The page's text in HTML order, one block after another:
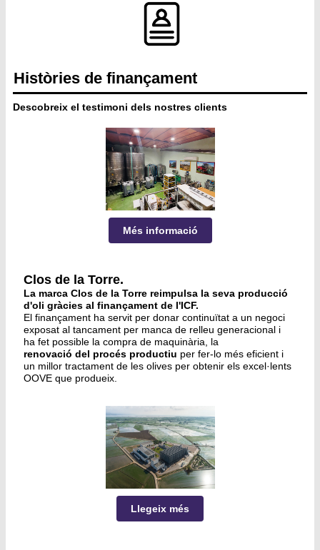
Històries de finançament
Descobreix el testimoni dels nostres clients
Més informació
Clos de la Torre.
La marca Clos de la Torre reimpulsa la seva producció
d'oli gràcies al finançament de l'ICF.
El finançament ha servit per donar continuïtat a un negoci
exposat al tancament per manca de relleu generacional i
ha fet possible la compra de maquinària, la
renovació del procés productiu per fer-lo més eficient i
un millor tractament de les olives per obtenir els excel·lents
OOVE que produeix.
Llegeix més